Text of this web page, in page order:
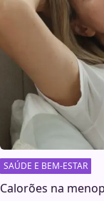
SAÚDE E BEM-ESTAR
Calorões na